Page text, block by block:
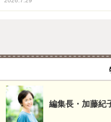
編集長・加藤紀